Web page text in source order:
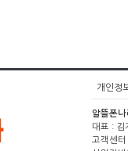
개인정
알뜰폰
대표 :
고객센